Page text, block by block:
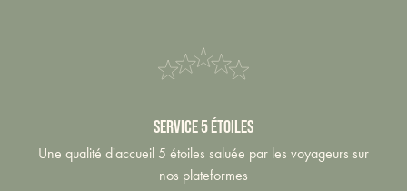
Service 5 étoiles
Une qualité d'accueil 5 étoiles saluée par les voyageurs sur
nos plateformes